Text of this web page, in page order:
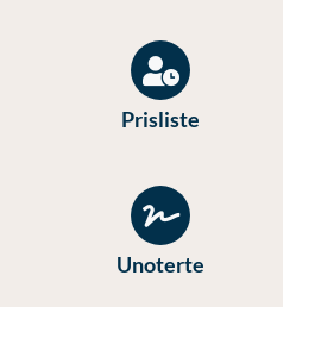
Prisliste
Unoterte